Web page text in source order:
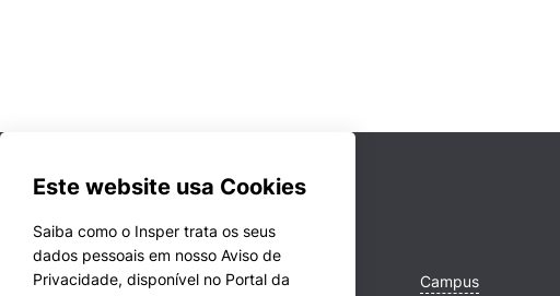
Este website usa Cookies
Saiba como o Insper trata os seus
dados pessoais em nosso Aviso de
Privacidade, disponível no Portal da
Cursos Campus